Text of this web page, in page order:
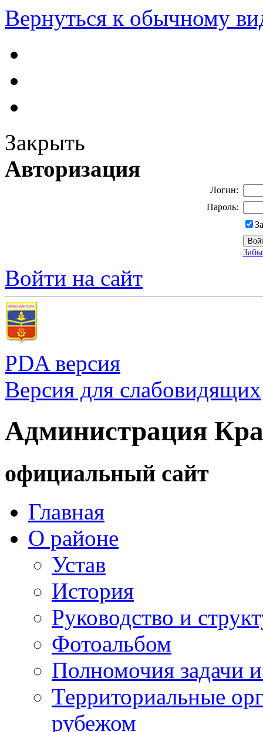
Вернуться к обычному
Закрыть
Авторизация
Логин:
Пароль:
Войти на сайт
PDA версия
Версия для слабовидящих
Администрация
официальный сайт
Главная
О районе
Устав
История
Руководство и
Фотоальбом
Полномочия задачи
Территориальные
рубежом